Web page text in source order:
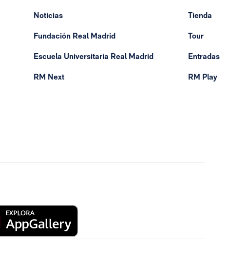
Noticias
Fundación Real Madrid
Escuela Universitaria Real Madrid
RM Next
Tienda
Tour
Entradas
RM Play